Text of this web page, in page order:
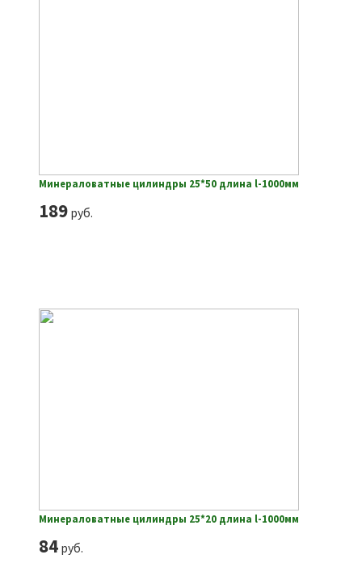
Минераловатные цилиндры 25*50 длина l-1000мм
189руб.
Минераловатные цилиндры 25*20 длина l-1000мм
84руб.